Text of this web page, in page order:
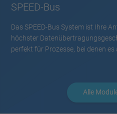
SPEED-Bus
Das SPEED-Bus System ist Ihre
höchster
perfekt für Prozesse, bei denen
Alle